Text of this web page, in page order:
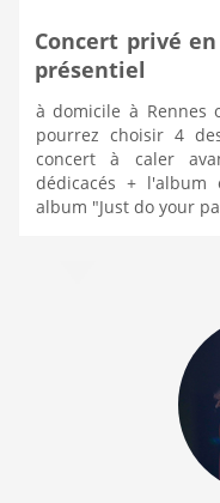
Concert privé
présentiel
à domicile à Rennes
pourrez choisir 4
concert à caler
dédicacés +
album "Just do your